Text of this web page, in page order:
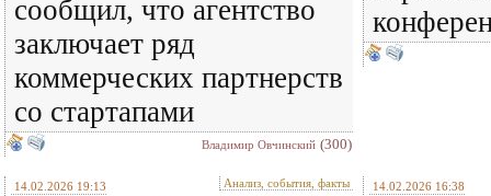
сообщил, что агентство
заключает ряд
коммерческих партнерств
со стартапами
Владимир Овчинский (300)
14.02.2026 19:13 Анализ, события, факты 14.02.2026 16:38